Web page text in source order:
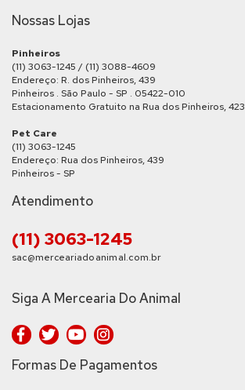
Nossas Lojas
Pinheiros
(11) 3063-1245 / (11) 3088-4609
Endereço: R. dos Pinheiros, 439
Pinheiros . São Paulo - SP . 05422-010
Estacionamento Gratuito na Rua dos Pinheiros, 423
Pet Care
(11) 3063-1245
Endereço: Rua dos Pinheiros, 439
Pinheiros - SP
Atendimento
(11) 3063-1245
sac@merceariadoanimal.com.br
Siga A Mercearia Do Animal
Formas De Pagamentos